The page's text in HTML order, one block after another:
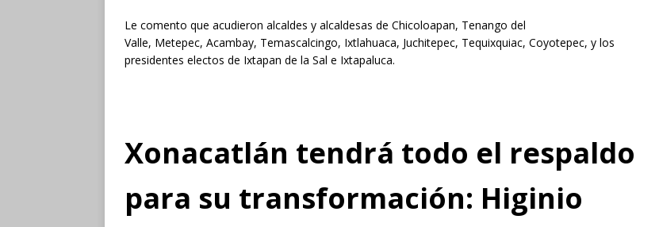
Le comento que acudieron alcaldes y alcaldesas de Chicoloapan, Tenango del
Valle, Metepec, Acambay, Temascalcingo, Ixtlahuaca, Juchitepec, Tequixquiac, Coyotepec, y los
presidentes electos de Ixtapan de la Sal e Ixtapaluca.
Xonacatlán tendrá todo el respaldo
para su transformación: Higinio